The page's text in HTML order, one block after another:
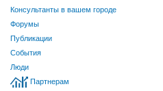
Консультанты в вашем городе
Форумы
Публикации
События
Люди
Партнерам